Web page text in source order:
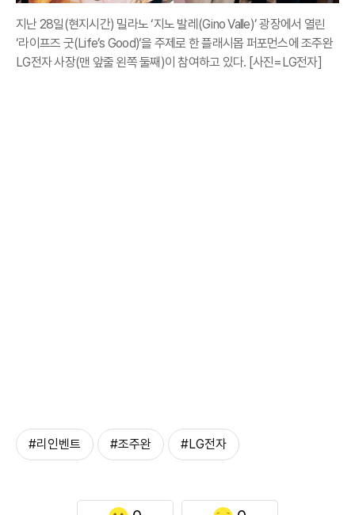
지난 28일(현지시간) 밀라노 ‘지노 발레(Gino Valle)’ 광장에서 열린
‘라이프즈 굿(Life’s Good)‘을 주제로 한 플래시몹 퍼포먼스에 조주완
LG전자 사장(맨 앞줄 왼쪽 둘째)이 참여하고 있다. [사진=LG전자]
#리인벤트 #조주완 #LG전자